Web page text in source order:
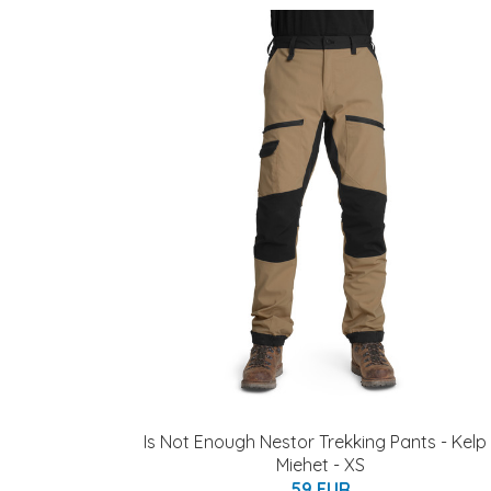
Is Not Enough Nestor Trekking Pants - Kelp
Miehet - XS